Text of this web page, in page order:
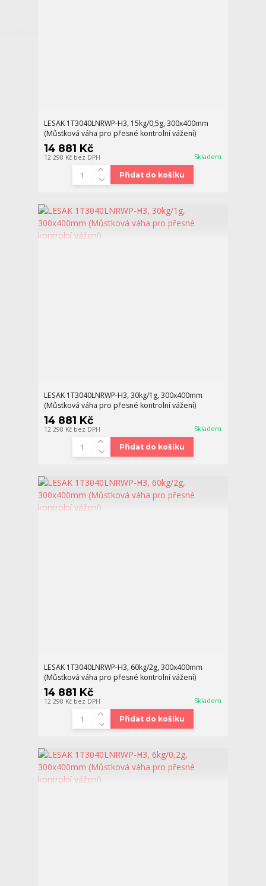
LESAK 1T3040LNRWP-H3, 15kg/0,5g, 300x400mm
(Můstková váha pro přesné kontrolní vážení)
14 881 Kč
12 298 Kč bez DPH Skladem
Přidat do košíku
LESAK 1T3040LNRWP-H3, 30kg/1g, 300x400mm
(Můstková váha pro přesné kontrolní vážení)
14 881 Kč
12 298 Kč bez DPH Skladem
Přidat do košíku
LESAK 1T3040LNRWP-H3, 60kg/2g, 300x400mm
(Můstková váha pro přesné kontrolní vážení)
14 881 Kč
12 298 Kč bez DPH Skladem
Přidat do košíku